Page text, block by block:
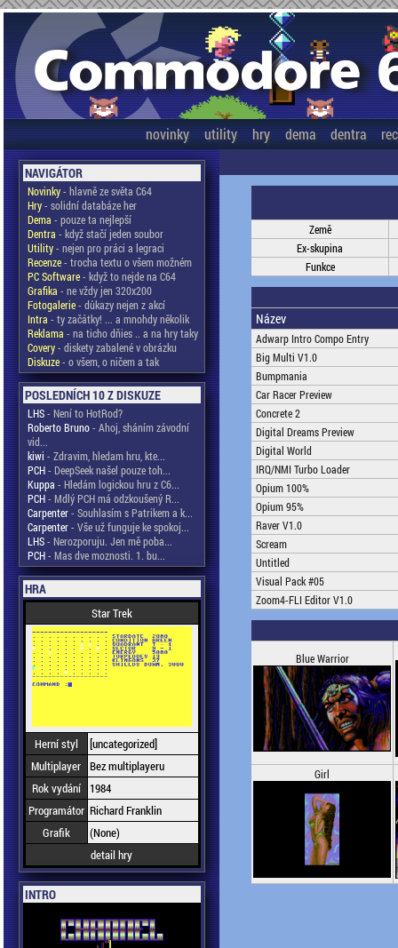
novinky utility hry dema dentra
NAVIGÁTOR
Novinky- hlavně ze světa C64
Hry- solidní databáze her
Dema - pouze ta nejlepší
Dentra - když stačí jeden soubor
Utility- nejen pro práci a legraci
Recenze- trocha textu o všem možném
PC Software- když to nejde na C64
Grafika - ne vždy jen 320x200
Fotogalerie- důkazy nejen z akcí
Intra - ty začátky! ... a mnohdy několik
Reklama - na ticho dňies .. a na hry taky
Covery- diskety zabalené v obrázku
Diskuze- o všem, o ničem a tak
POSLEDNÍCH 10 Z DISKUZE
LHS- Není to HotRod?
Roberto Bruno- Ahoj, sháním závodní
vid...
kiwi - Zdravim, hledam hru, kte...
PCH- DeepSeek našel pouze toh...
Kuppa - Hledám logickou hru z C6...
PCH- Mdlý PCH má odzkoušený R...
Carpenter- Souhlasím s Patrikem a k...
Carpenter- Vše už funguje ke spokoj...
LHS- Nerozporuju. Jen mě poba...
PCH- Mas dve moznosti. 1. bu...
HRA
Star Trek
Herní styl
[uncategorized]
Multiplayer Bez multiplayeru
Rok vydání
1984
Programátor Richard Franklin
Grafik
(None)
detail hry
INTRO
Země
Ex-skupina
Funkce
Název
Adwarp Intro Compo Entry
Big Multi V1.0
Bumpmania
Car Racer Preview
Concrete 2
Digital Dreams Preview
Digital World
IRQ/NMI Turbo Loader
Opium 100%
Opium 95%
Raver V1.0
Scream
Untitled
Visual Pack #05
Zoom4-FLI Editor V1.0
Blue Warrior
Girl